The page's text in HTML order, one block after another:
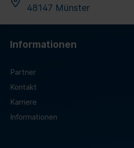
48147 Münster
Informationen
Partner
Kontakt
Karriere
Informationen